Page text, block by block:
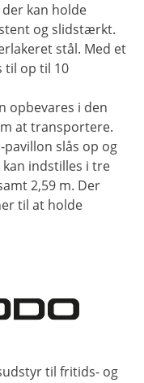
kan holde
og slidstærkt.
stål. Med et
til op til 10
opbevares i den
at transportere.
slås op og
indstilles i tre
2,59 m. Der
til at holde
til fritids- og